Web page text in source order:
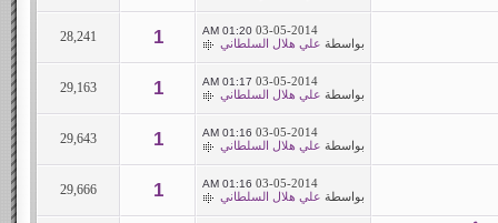
03-05-2014
01:20 AM
بواسطة علي هلال السلطاني 1
28,241
03-05-2014
01:17 AM
بواسطة علي هلال السلطاني 1
29,163
03-05-2014
01:16 AM
بواسطة علي هلال السلطاني 1
29,643
03-05-2014
01:16 AM
بواسطة علي هلال السلطاني 1
29,666